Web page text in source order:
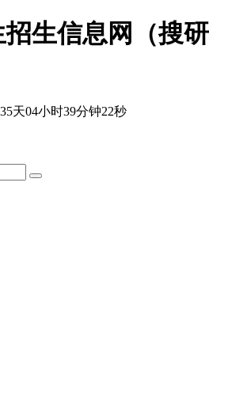
生信息网（搜研
天04小时39分钟21秒